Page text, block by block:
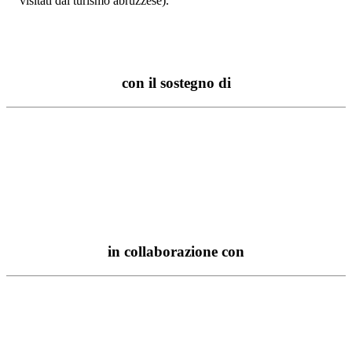
con il sostegno di
in collaborazione con